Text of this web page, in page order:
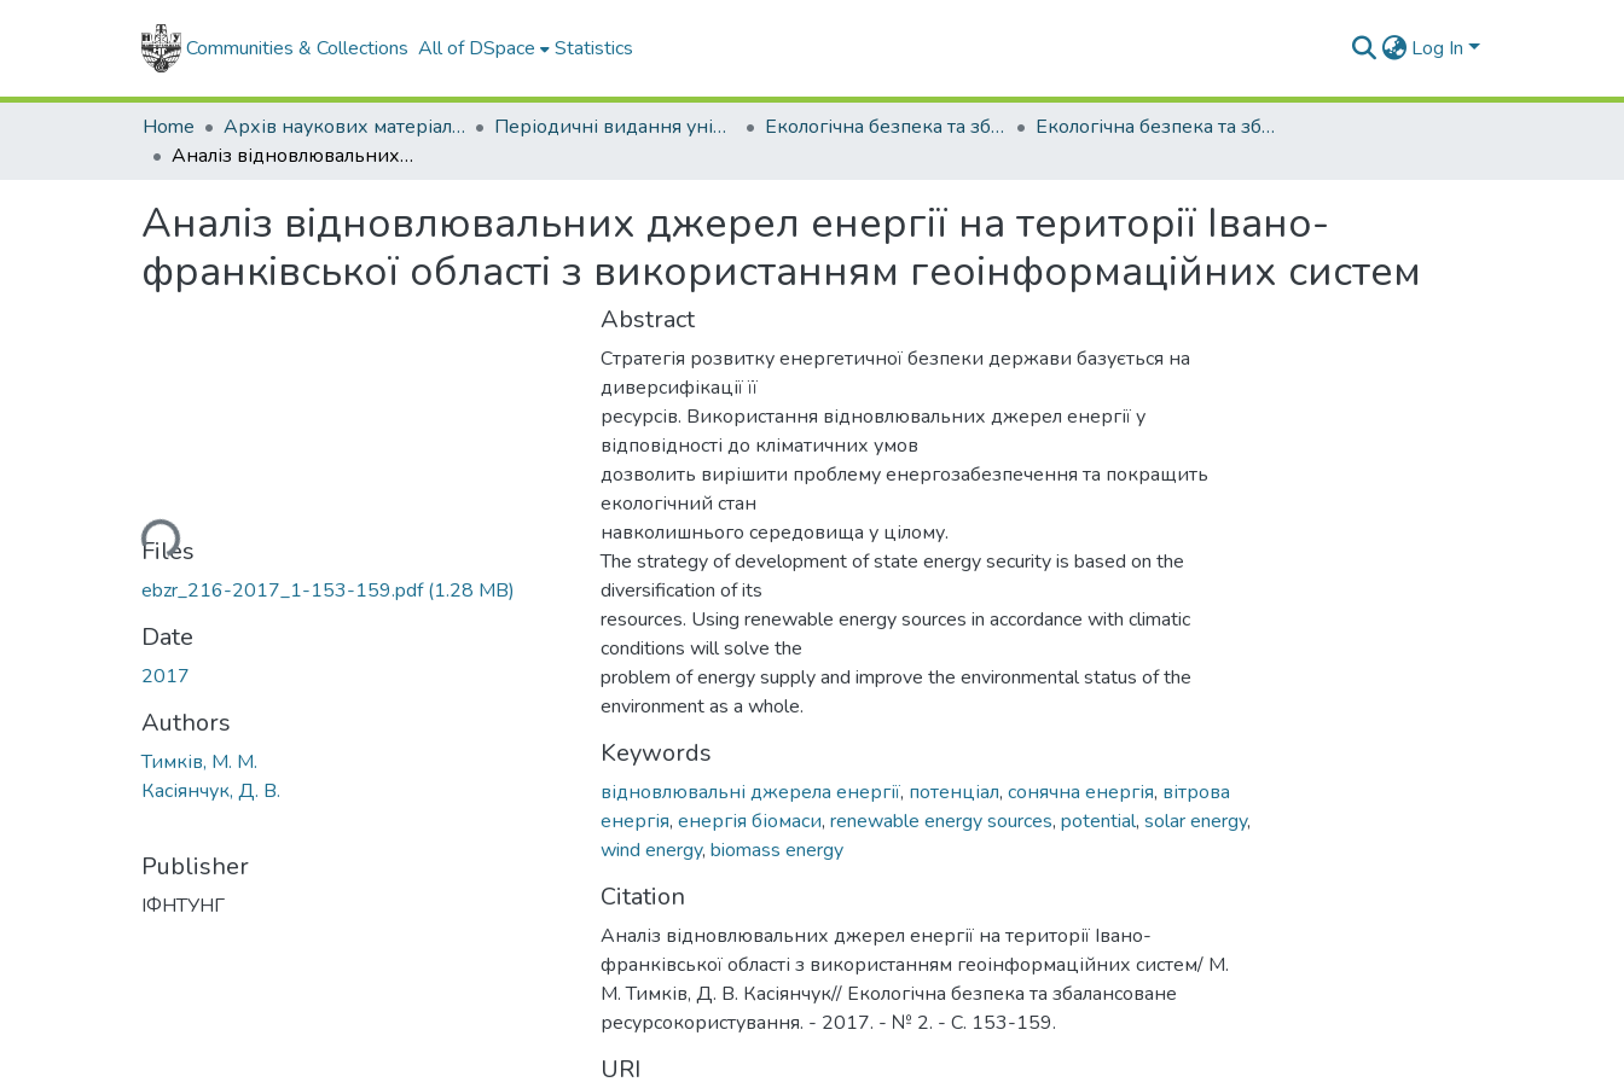
Communities & Collections All of DSpace Statistics Log In
Home Архів наукових матеріалів Періодичні видання університету Екологічна безпека та збалансоване ресурсокористування
Екологічна безпека та збалансоване ресурсокористування - 2017. - №2 (16)
Аналіз відновлювальних джерел енергії на території Івано-франківської області з використанням геоінформаційних систем
Аналіз відновлювальних джерел енергії на території Івано-
франківської області з використанням геоінформаційних систем
Loading...
Files
ebzr_216-2017_1-153-159.pdf(1.28 MB)
Date
2017
Authors
Тимків, М. М.
Касіянчук, Д. В.
Publisher
ІФНТУНГ
Abstract
Стратегія розвитку енергетичної безпеки держави базується на
диверсифікації її
ресурсів. Використання відновлювальних джерел енергії у
відповідності до кліматичних умов
дозволить вирішити проблему енергозабезпечення та покращить
екологічний стан
навколишнього середовища у цілому.
The strategy of development of state energy security is based on the
diversification of its
resources. Using renewable energy sources in accordance with climatic
conditions will solve the
problem of energy supply and improve the environmental status of the
environment as a whole.
Keywords
відновлювальні джерела енергії, потенціал, сонячна енергія, вітрова
енергія, енергія біомаси, renewable energy sources, potential, solar energy,
wind energy, biomass energy
Citation
Аналіз відновлювальних джерел енергії на території Івано-
франківської області з використанням геоінформаційних систем/ М.
М. Тимків, Д. В. Касіянчук// Екологічна безпека та збалансоване
ресурсокористування. - 2017. - № 2. - С. 153-159.
URI